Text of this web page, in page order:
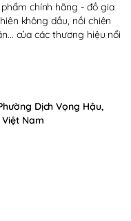
chính hãng - đồ gia
không dầu, nồi chiên
của các thương hiệu nổi
Dịch Vọng Hậu,
Nam